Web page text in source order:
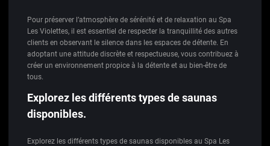
Pour préserver l’atmosphère de sérénité et de relaxation au Spa
Les Violettes, il est essentiel de respecter la tranquillité des autres
clients en observant le silence dans les espaces de détente. En
adoptant une attitude discrète et respectueuse, vous contribuez à
créer un environnement propice à la détente et au bien-être de
tous.
Explorez les différents types de saunas
disponibles.
Explorez les différents types de saunas disponibles au Spa Les